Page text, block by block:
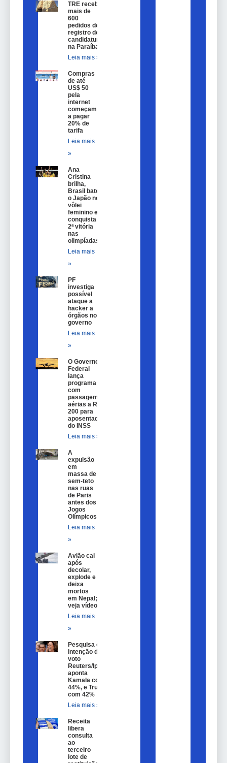
TRE recebe
mais de
600
pedidos de
registro de
candidatura
na Paraíba
Leia mais »
Compras
de até
US$ 50
pela
internet
começam
a pagar
20% de
tarifa
Leia mais
»
Ana
Cristina
brilha,
Brasil bate
o Japão no
vôlei
feminino e
conquista
2ª vitória
nas
olimpíadas
Leia mais
»
PF
investiga
possível
ataque a
hacker a
órgãos no
governo
Leia mais
»
O Governo
Federal
lança
programa
com
passagem
aérias a R$
200 para
aposentados
do INSS
Leia mais »
A
expulsão
em
massa de
sem-teto
nas ruas
de Paris
antes dos
Jogos
Olímpicos
Leia mais
»
Avião cai
após
decolar,
explode e
deixa
mortos
em Nepal;
veja vídeo
Leia mais
»
Pesquisa de
intenção de
voto
Reuters/Ipsos
aponta
Kamala com
44%, e Trump
com 42%
Leia mais »
Receita
libera
consulta
ao
terceiro
lote de